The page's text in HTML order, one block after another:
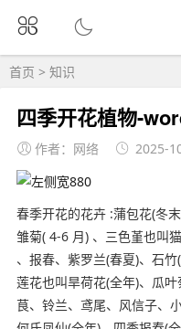
首页 > 知识
四季开花植物-
作者：网络 2025-
春季开花的花卉 :蒲包花(冬
雏菊( 4-6 月) 、三色堇也叫
、报春、紫罗兰(春夏)、石
莲花也叫旱荷花(全年)、瓜
茛、铃兰、鸢尾、风信子、